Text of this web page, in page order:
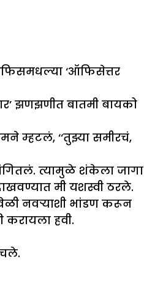
‘ऑफिसेत्तर
झणझणीत बातमी बायको
म्हटलं, ‘‘तुझ्या समीरचं,
त्यामुळे शंकेला जागा
मी यशस्वी ठरले.
नवऱ्याशी भांडण करून
करायला हवी.